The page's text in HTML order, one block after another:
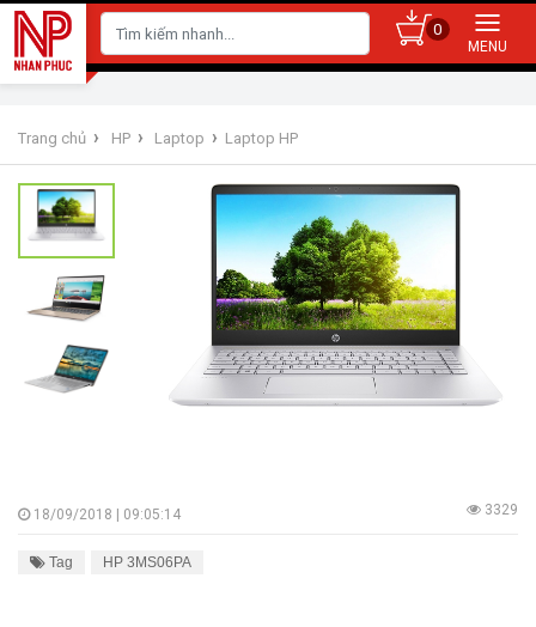
0
Trang chủ › HP › Laptop › Laptop HP
18/09/2018 | 09:05:14 3329
Tag HP 3MS06PA